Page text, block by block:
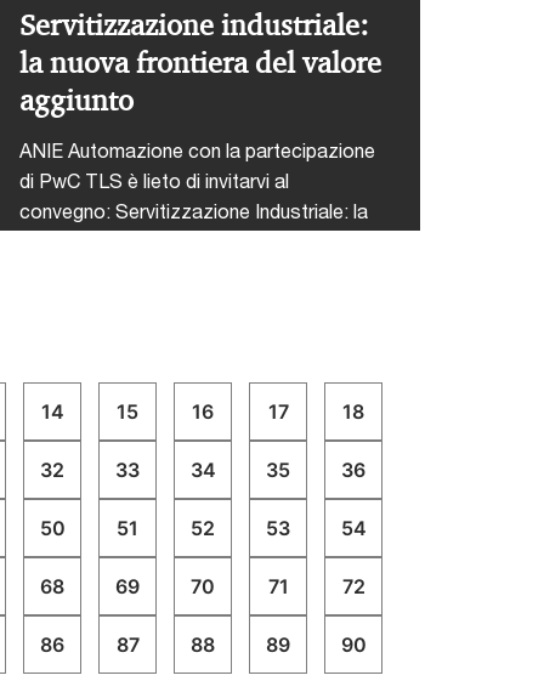
Servitizzazione industriale:
la nuova frontiera del valore
aggiunto
ANIE Automazione con la partecipazione
di PwC TLS è lieto di invitarvi al
convegno: Servitizzazione Industriale: la
business nel settore dell’automazione
esperienze concrete dei protagonisti
gratuita previa registrazione al seguente
form.
14 15 16 17 18
32 33 34 35 36
50 51 52 53 54
68 69 70 71 72
86 87 88 89 90